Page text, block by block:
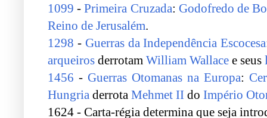
1099 -Primeira Cruzada: Godofredo de
Reino de Jerusalém.
1298 - Guerras da Independência Escocesa
arqueiros derrotam William Wallace e seus
1456 - Guerras Otomanas na Europa:
Hungria derrota Mehmet II do Império
1624 - Carta-régia determina que seja